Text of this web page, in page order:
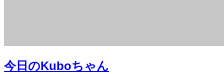
今日のKuboちゃん